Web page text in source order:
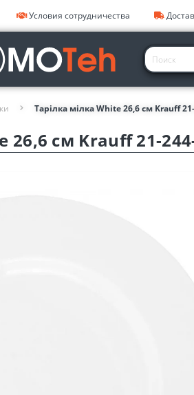
Условия сотрудничества
Тарілка мілка White 26,6 см Krauff
26,6 см Krauff 21-